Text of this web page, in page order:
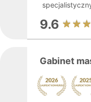
9.6
Gabinet